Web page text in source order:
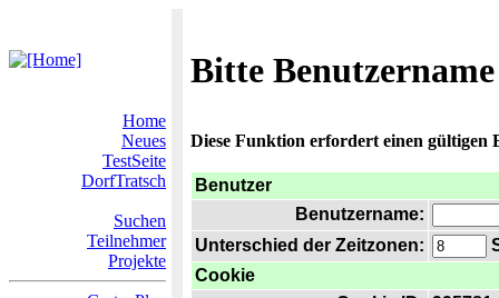
Bitte
Home
Neues
TestSeite
DorfTratsch
Suchen
Teilnehmer
Projekte
Diese Funktion erfordert einen gültigen
Benutzer
Benutzername:
Unterschied der Zeitzonen:
Cookie